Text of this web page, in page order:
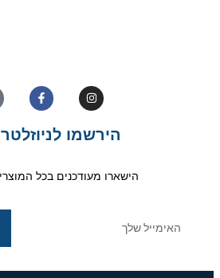
הירשמו
הישארו מעודכנים בכל